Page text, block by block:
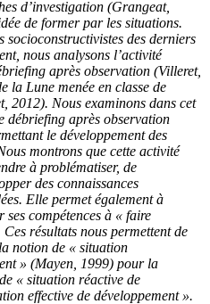
d’investigation (Grangeat,
de former par les situations.
socioconstructivistes des derniers
nous analysons l’activité
après observation (Villeret,
la Lune menée en classe de
2012). Nous examinons dans cet
débriefing après observation
le développement des
montrons que cette activité
à problématiser, de
des connaissances
Elle permet également à
ses compétences à « faire
Ces résultats nous permettent de
notion de « situation
» (Mayen, 1999) pour la
« situation réactive de
effective de développement ».